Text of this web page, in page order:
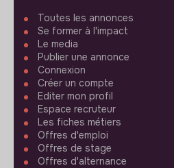
Toutes les annonces
Se former à l'impact
Le media
Publier une annonce
Connexion
Créer un compte
Editer mon profil
Espace recruteur
Les fiches métiers
Offres d'emploi
Offres de stage
Offres d'alternance